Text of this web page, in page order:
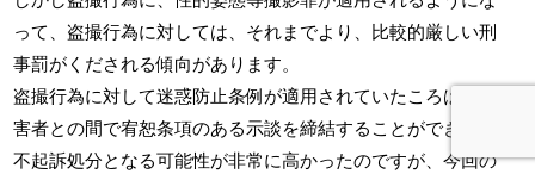
って、盗撮行為に対しては、それまでより、比較的厳しい刑
事罰がくだされる傾向があります。
盗撮行為に対して迷惑防止条例が適用されていたころは、被
害者との間で宥恕条項のある示談を締結することができれば
不起訴処分となる可能性が非常に高かったのですが、今回の